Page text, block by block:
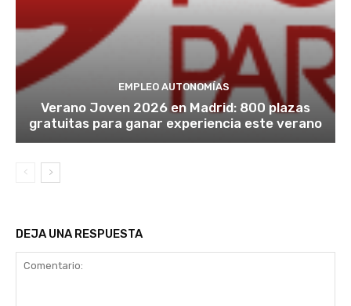
EMPLEO AUTONOMÍAS
Verano Joven 2026 en Madrid: 800 plazas
gratuitas para ganar experiencia este verano
DEJA UNA RESPUESTA